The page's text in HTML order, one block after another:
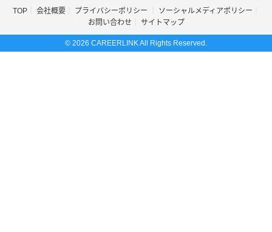
TOP 会社概要 プライバシーポリシー
ソーシャルメディアポリシー
お問い合わせ
サイトマップ
© 2026 CAREERLINK All Rights Reserved.